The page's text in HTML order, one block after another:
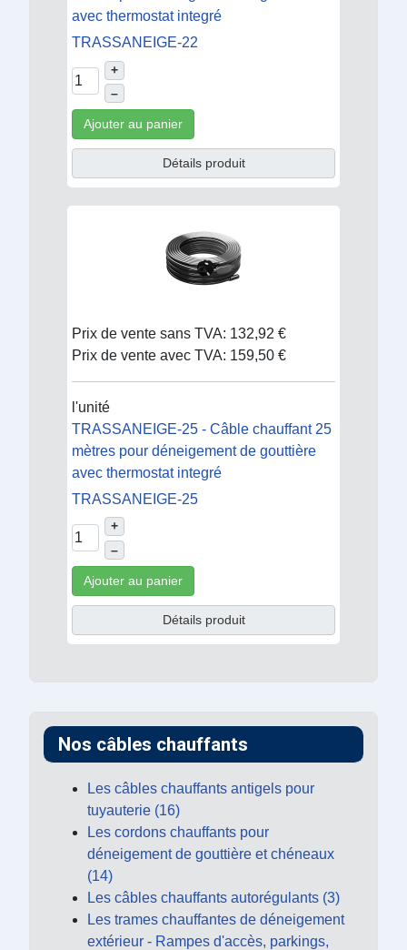
Nos câbles chauffants
Les câbles chauffants antigels pour
tuyauterie (16)
Les cordons chauffants pour
déneigement de gouttière et chéneaux
(14)
Les câbles chauffants autorégulants (3)
Les trames chauffantes de déneigement
extérieur - Rampes d'accès, parkings,
avec thermostat integré
TRASSANEIGE-22
+
–
Ajouter au panier
Détails produit
Prix de vente sans TVA: 132,92 €
Prix de vente avec TVA: 159,50 €
l'unité
TRASSANEIGE-25 - Câble chauffant 25
mètres pour déneigement de gouttière
avec thermostat integré
TRASSANEIGE-25
+
–
Ajouter au panier
Détails produit